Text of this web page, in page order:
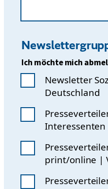
Ich möchte mich
Newsletter
Deutschland